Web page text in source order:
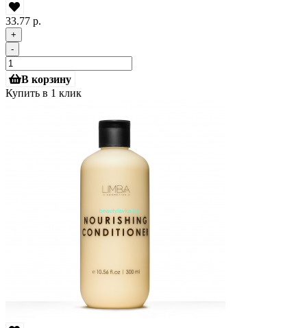
33.77 р.
+
-
В корзину
Купить в 1 клик